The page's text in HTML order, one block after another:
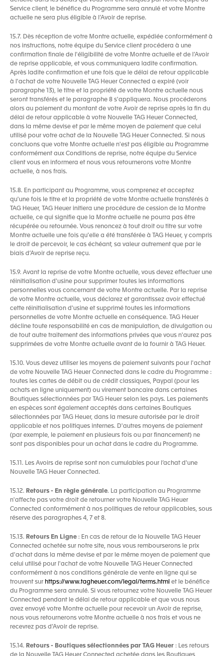
Service client, le bénéfice du Programme sera annulé et votre Montre
actuelle ne sera plus éligible à l’Avoir de reprise.
15.7. Dès réception de votre Montre actuelle, expédiée conformément à
nos instructions, notre équipe du Service client procédera à une
confirmation finale de l'éligibilité de votre Montre actuelle et de l’Avoir
de reprise applicable, et vous communiquera ladite confirmation.
Après ladite confirmation et une fois que le délai de retour applicable
à l'achat de votre Nouvelle TAG Heuer Connected a expiré (voir
paragraphe 13), le titre et la propriété de votre Montre actuelle nous
seront transférés et le paragraphe 8 s'appliquera. Nous procéderons
alors au paiement du montant de votre Avoir de reprise après la fin du
délai de retour applicable à votre Nouvelle TAG Heuer Connected,
dans la même devise et par le même moyen de paiement que celui
utilisé pour votre achat de la Nouvelle TAG Heuer Connected. Si nous
concluons que votre Montre actuelle n'est pas éligible au Programme
conformément aux Conditions de reprise, notre équipe du Service
client vous en informera et nous vous retournerons votre Montre
actuelle, à nos frais.
15.8. En participant au Programme, vous comprenez et acceptez
qu'une fois le titre et la propriété de votre Montre actuelle transférés à
TAG Heuer, TAG Heuer initiera une procédure de cession de la Montre
actuelle, ce qui signifie que la Montre actuelle ne pourra pas être
récupérée ou retournée. Vous renoncez à tout droit ou titre sur votre
Montre actuelle une fois qu'elle a été transférée à TAG Heuer, y compris
le droit de percevoir, le cas échéant, sa valeur autrement que par le
biais d’Avoir de reprise reçu.
15.9. Avant la reprise de votre Montre actuelle, vous devez effectuer une
réinitialisation d'usine pour supprimer toutes les informations
personnelles vous concernant de votre Montre actuelle. Par la reprise
de votre Montre actuelle, vous déclarez et garantissez avoir effectué
cette réinitialisation d'usine et supprimé toutes les informations
personnelles de votre Montre actuelle en conséquence. TAG Heuer
décline toute responsabilité en cas de manipulation, de divulgation ou
de tout autre traitement des informations privées que vous n'aurez pas
supprimées de votre Montre actuelle avant de la fournir à TAG Heuer.
15.10. Vous devez utiliser les moyens de paiement suivants pour l'achat
de votre Nouvelle TAG Heuer Connected dans le cadre du Programme :
toutes les cartes de débit ou de crédit classiques, Paypal (pour les
achats en ligne uniquement) ou virement bancaire dans certaines
Boutiques sélectionnées par TAG Heuer selon les pays. Les paiements
en espèces sont également acceptés dans certaines Boutiques
sélectionnées par TAG Heuer, dans la mesure autorisée par le droit
applicable et nos politiques internes. D'autres moyens de paiement
(par exemple, le paiement en plusieurs fois ou par financement) ne
sont pas disponibles pour un achat dans le cadre du Programme.
15.11. Les Avoirs de reprise sont non cumulables pour l’achat d'une
Nouvelle TAG Heuer Connected.
15.12. Retours - En règle générale. La participation au Programme
n'affecte pas votre droit de retourner votre Nouvelle TAG Heuer
Connected conformément à nos politiques de retour applicables, sous
réserve des paragraphes 4, 7 et 8.
15.13. Retours En Ligne : En cas de retour de la Nouvelle TAG Heuer
Connected achetée sur notre site, nous vous rembourserons le prix
d'achat dans la même devise et par le même moyen de paiement que
celui utilisé pour l'achat de votre Nouvelle TAG Heuer Connected
conformément à nos conditions générale de vente en ligne qui se
trouvent sur https://www.tagheuer.com/legal/terms.html et le bénéfice
du Programme sera annulé. Si vous retournez votre Nouvelle TAG Heuer
Connected pendant le délai de retour applicable et que vous nous
avez envoyé votre Montre actuelle pour recevoir un Avoir de reprise,
nous vous retournerons votre Montre actuelle à nos frais et vous ne
recevrez pas d’Avoir de reprise.
15.14. Retours - Boutiques sélectionnées par TAG Heuer : Les retours